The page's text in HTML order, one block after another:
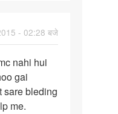
- 02:28 बजे
nahi hui
gai
sare bleding
me.